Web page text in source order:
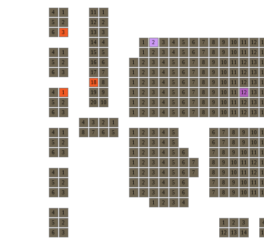
4 1 11
1
5
2 12
2
6
3 13
3
14
4 1 2 3 4 5 6 7 8 9 10 11 12
4
1 15 5 1 2 3 4 5 6 7 8 9 10 11 12
5
2 16 6 1 2 3 4 5 6 7 8 9 10 11 12 13
6
3 17 7 1 2 3 4 5 6 7 8 9 10 11 12 13
18
8 1 2 3 4 5 6 7 8 9 10 11 12 13
4
1 19 9 1 2 3 4 5 6 7 8 9 10 11 12 13
5
2 20 10 1 2 3 4 5 6 7 8 9 10 11 12 13
6
3 1 2 3 4 5 6 7 8 9 10 11 12 13
4
3 2
1
4
1 8 7 6 5 1 2 3 4 5 6 7 8 9 10
5
2 1 2 3 4 5 6 7 8 9 10
6
3 1 2 3 4 5 6 7 8 9 10 11
1
2 3 4 5 6 7 8 9 10 11 12
4
1 1 2 3 4 5 6 7 8 9 10 11 12
5
2 1 2 3 4 5 6 7 8 9 10 11
6
3 1 2 3 4 5 6 7 8 9 10 11
1
2 3
4
4
1
5
2 1 2 3
6
3 12 13 14